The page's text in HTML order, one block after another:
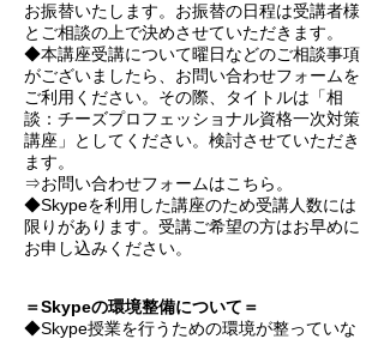
お振替いたします。お振替の日程は受講者様
とご相談の上で決めさせていただきます。
◆本講座受講について曜日などのご相談事項
がございましたら、お問い合わせフォームを
ご利用ください。その際、タイトルは「相
談：チーズプロフェッショナル資格一次対策
講座」としてください。検討させていただき
ます。
⇒お問い合わせフォームはこちら。
◆Skypeを利用した講座のため受講人数には
限りがあります。受講ご希望の方はお早めに
お申し込みください。
＝Skypeの環境整備について＝
◆Skype授業を行うための環境が整っていな